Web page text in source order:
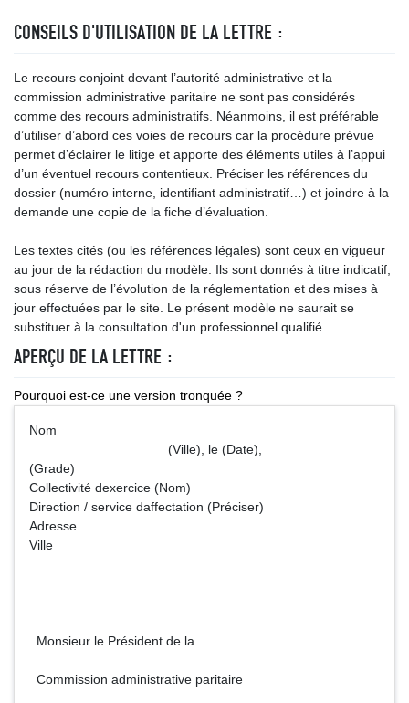
CONSEILS D'UTILISATION DE LA LETTRE :
Le recours conjoint devant l’autorité administrative et la
commission administrative paritaire ne sont pas considérés
comme des recours administratifs. Néanmoins, il est préférable
d’utiliser d’abord ces voies de recours car la procédure prévue
permet d’éclairer le litige et apporte des éléments utiles à l’appui
d’un éventuel recours contentieux. Préciser les références du
dossier (numéro interne, identifiant administratif…) et joindre à la
demande une copie de la fiche d’évaluation.
Les textes cités (ou les références légales) sont ceux en vigueur
au jour de la rédaction du modèle. Ils sont donnés à titre indicatif,
sous réserve de l’évolution de la réglementation et des mises à
jour effectuées par le site. Le présent modèle ne saurait se
substituer à la consultation d'un professionnel qualifié.
APERÇU DE LA LETTRE :
Pourquoi est-ce une version tronquée ?
Nom
(Ville), le (Date),
(Grade)
Collectivité dexercice (Nom)
Direction / service daffectation (Préciser)
Adresse
Ville
Monsieur le Président de la
Commission administrative paritaire